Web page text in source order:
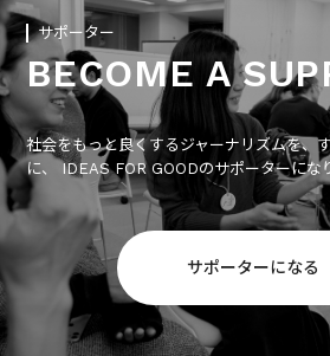
サポーター
BECOME A
社会をもっと良くするジャーナリズムを、
に、 IDEAS FOR GOODのサポーターにな
サポーターになる